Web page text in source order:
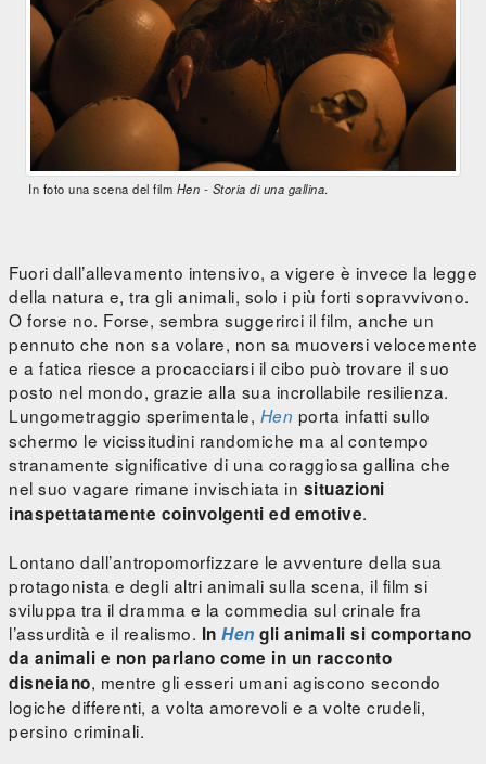
In foto una scena del film Hen - Storia di una gallina.
Fuori dall’allevamento intensivo, a vigere è invece la legge
della natura e, tra gli animali, solo i più forti sopravvivono.
O forse no. Forse, sembra suggerirci il film, anche un
pennuto che non sa volare, non sa muoversi velocemente
e a fatica riesce a procacciarsi il cibo può trovare il suo
posto nel mondo, grazie alla sua incrollabile resilienza.
Lungometraggio sperimentale, Hen porta infatti sullo
schermo le vicissitudini randomiche ma al contempo
stranamente significative di una coraggiosa gallina che
nel suo vagare rimane invischiata in situazioni
inaspettatamente coinvolgenti ed emotive.
Lontano dall’antropomorfizzare le avventure della sua
protagonista e degli altri animali sulla scena, il film si
sviluppa tra il dramma e la commedia sul crinale fra
l’assurdità e il realismo. In Hen gli animali si comportano
da animali e non parlano come in un racconto
disneiano, mentre gli esseri umani agiscono secondo
logiche differenti, a volta amorevoli e a volte crudeli,
persino criminali.